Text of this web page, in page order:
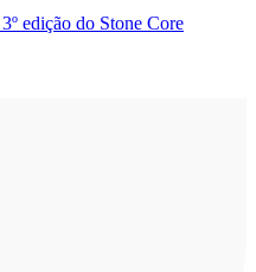
edição do Stone Core